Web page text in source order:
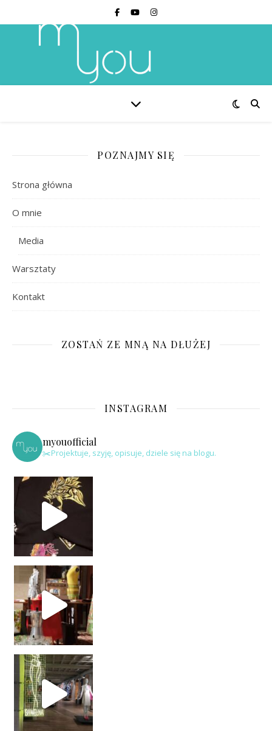
POZNAJMY SIĘ
Strona główna
O mnie
Media
Warsztaty
Kontakt
ZOSTAŃ ZE MNĄ NA DŁUŻEJ
INSTAGRAM
myouofficial
✂️Projektuje, szyję, opisuje, dziele się na blogu.